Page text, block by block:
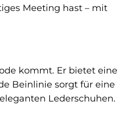
Meeting hast – mit
kommt. Er bietet eine
Beinlinie sorgt für eine
Lederschuhen.